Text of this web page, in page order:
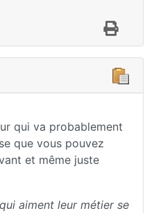
qui va probablement
que vous pouvez
et même juste
aiment leur métier se